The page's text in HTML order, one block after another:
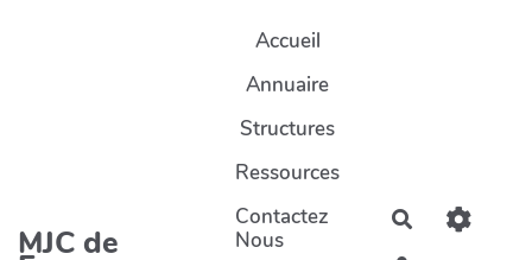
MJC de
Accueil
Annuaire
Structures
Ressources
Contactez
Nous
Rechercher